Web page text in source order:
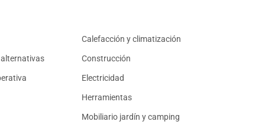
Calefacción y climatización
alternativas Construcción
Electricidad
Herramientas
Mobiliario jardín y camping